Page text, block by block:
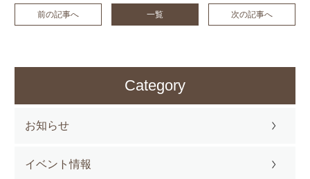
前の記事へ 一覧 次の記事へ
Category
お知らせ
イベント情報